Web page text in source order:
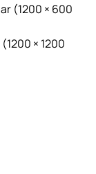
(1200 × 600
× 1200